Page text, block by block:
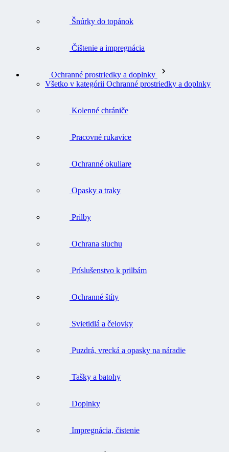
Šnúrky do topánok
Čištenie a impregnácia
Ochranné prostriedky a doplnky
Všetko v kategórii Ochranné prostriedky a doplnky
Kolenné chrániče
Pracovné rukavice
Ochranné okuliare
Opasky a traky
Prilby
Ochrana sluchu
Príslušenstvo k prilbám
Ochranné štíty
Svietidlá a čelovky
Puzdrá, vrecká a opasky na náradie
Tašky a batohy
Doplnky
Impregnácia, čistenie